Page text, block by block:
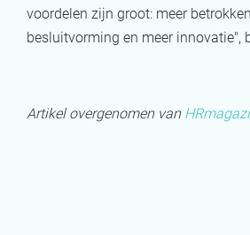
voordelen zijn groot: meer
besluitvorming en meer innovatie",
Artikel overgenomen van